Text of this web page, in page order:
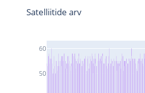
50
60
Satelliitide arv